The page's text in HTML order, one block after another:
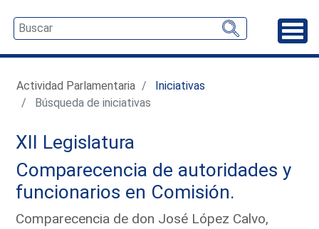
Actividad Parlamentaria
Iniciativas
Búsqueda de iniciativas
XII Legislatura
Comparecencia de autoridades y
funcionarios en Comisión.
Comparecencia de don José López Calvo,